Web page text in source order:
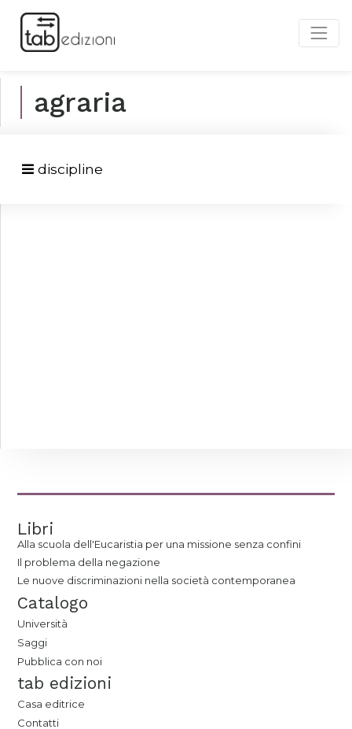
agraria
discipline
Libri
Alla scuola dell'Eucaristia per una missione senza confini
Il problema della negazione
Le nuove discriminazioni nella società contemporanea
Catalogo
Università
Saggi
Pubblica con noi
tab edizioni
Casa editrice
Contatti